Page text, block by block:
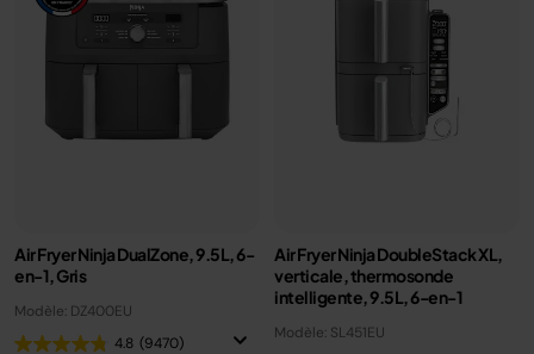
Air Fryer Ninja DualZone, 9.5L, 6-
en-1, Gris
Modèle: DZ400EU
4.8 (9470)
Air Fryer Ninja DoubleStack XL,
verticale, thermosonde
intelligente, 9.5L, 6-en-1
Modèle: SL451EU